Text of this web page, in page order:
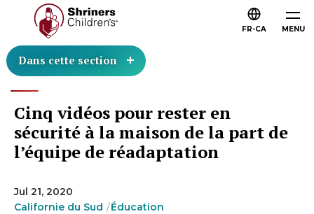
MENU
FR-CA
Dans cette section
Cinq vidéos pour rester en
sécurité à la maison de la part de
l’équipe de réadaptation
Jul 21, 2020
Californie du Sud
Éducation